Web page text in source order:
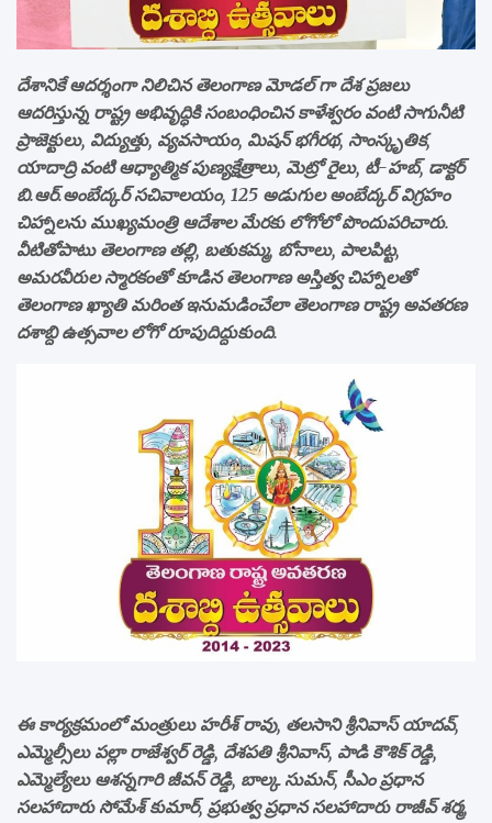
దేశానికే ఆదర్శంగా నిలిచిన తెలంగాణ మోడల్ గా దేశ ప్రజలు
ఆదరిస్తున్న రాష్ట్ర అభివృద్ధికి సంబంధించిన కాళేశ్వరం వంటి సాగునీటి
ప్రాజెక్టులు, విద్యుత్తు, వ్యవసాయం, మిషన్ భగీరథ, సాంస్కృతిక,
యాదాద్రి వంటి ఆధ్యాత్మిక పుణ్యక్షేత్రాలు, మెట్రో రైలు, టీ-హబ్, డాక్టర్
బి.ఆర్.అంబేద్కర్ సచివాలయం, 125 అడుగుల అంబేద్కర్ విగ్రహం
చిహ్నాలను ముఖ్యమంత్రి ఆదేశాల మేరకు లోగోలో పొందుపరిచారు.
వీటితోపాటు తెలంగాణ తల్లి, బతుకమ్మ, బోనాలు, పాలపిట్ట,
అమరవీరుల స్మారకంతో కూడిన తెలంగాణ అస్తిత్వ చిహ్నాలతో
తెలంగాణ ఖ్యాతి మరింత ఇనుమడించేలా తెలంగాణ రాష్ట్ర అవతరణ
దశాబ్ది ఉత్సవాల లోగో రూపుదిద్దుకుంది.
ఈ కార్యక్రమంలో మంత్రులు హరీశ్ రావు, తలసాని శ్రీనివాస్ యాదవ్,
ఎమ్మెల్సీలు పల్లా రాజేశ్వర్ రెడ్డి, దేశపతి శ్రీనివాస్, పాడి కౌశిక్ రెడ్డి,
ఎమ్మెల్యేలు ఆశన్నగారి జీవన్ రెడ్డి, బాల్క సుమన్, సీఎం ప్రధాన
సలహాదారు సోమేశ్ కుమార్, ప్రభుత్వ ప్రధాన సలహాదారు రాజీవ్ శర్మ,